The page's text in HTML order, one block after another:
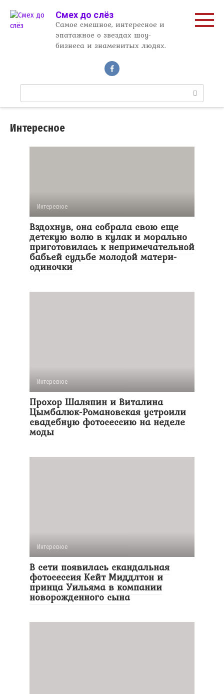
контенту
Смех до слёз
Самое смешное, интересное и
эпатажное о звездах шоу-
бизнеса и знаменитых людях.
о
и
к
Интересное
Интересное
Вздохнув, она собрала свою еще
детскую волю в кулак и морально
приготовилась к непримечательной
бабьей судьбе молодой матери-
одиночки
Интересное
Прохор Шаляпин и Виталина
Цымбалюк-Романовская устроили
свадебную фотосессию на неделе
моды
Интересное
В сети появилась скандальная
фотосессия Кейт Миддлтон и
принца Уильяма в компании
новорожденного сына